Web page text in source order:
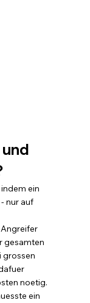
ein
nur auf
Angreifer
gesamten
grossen
noetig.
ein